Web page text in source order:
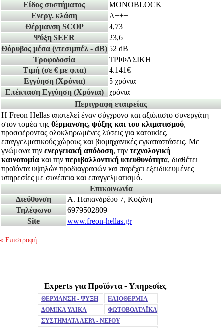
Είδος συστήματος
MONOBLOCK
Ενεργ. κλάση
A+++
Θέρμανση SCOP
4,73
Ψύξη SEER
23,6
Θόρυβος μέσα (ντεσιμπέλ - dB) 52 dB
Τροφοδοσία
ΤΡΙΦΑΣΙΚΗ
Τιμή (σε € με φπα)
4.141€
Εγγύηση (Χρόνια)
5 χρόνια
Επέκταση Εγγύηση (Χρόνια)
χρόνια
Περιγραφή εταιρείας
Η Freon Hellas αποτελεί έναν σύγχρονο και αξιόπιστο συνεργάτη
στον τομέα της θέρμανσης, ψύξης και του κλιματισμού,
προσφέροντας ολοκληρωμένες λύσεις για κατοικίες,
επαγγελματικούς χώρους και βιομηχανικές εγκαταστάσεις. Με
γνώμονα την ενεργειακή απόδοση, την τεχνολογική
καινοτομία και την περιβαλλοντική υπευθυνότητα, διαθέτει
προϊόντα υψηλών προδιαγραφών και παρέχει εξειδικευμένες
υπηρεσίες με συνέπεια και επαγγελματισμό.
Επικοινωνία
Διεύθυνση
Α. Παπανδρέου 7, Κοζάνη
Τηλέφωνο
6979502809
Site
www.freon-hellas.gr
« Επιστροφή
MuteExperts για Προϊόντα - Υπηρεσίες
ΘΕΡΜΑΝΣΗ - ΨΥΞΗ
ΗΛΙΟΘΕΡΜΙΑ
ΔΟΜΙΚΑ ΥΛΙΚΑ
ΦΩΤΟΒΟΛΤΑΪΚΑ
ΣΥΣΤΗΜΑΤΑ ΑΕΡΑ - ΝΕΡΟΥ